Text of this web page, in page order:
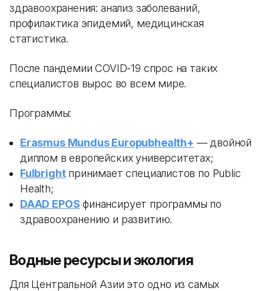
здравоохранения: анализ заболеваний,
профилактика эпидемий, медицинская
статистика.
После пандемии COVID-19 спрос на таких
специалистов вырос во всем мире.
Программы:
Erasmus Mundus Europubhealth+ — двойной
диплом в европейских университетах;
Fulbrightпринимает специалистов по Public
Health;
DAAD EPOS финансирует программы по
здравоохранению и развитию.
Водные ресурсы и экология
Для Центральной Азии это одно из самых